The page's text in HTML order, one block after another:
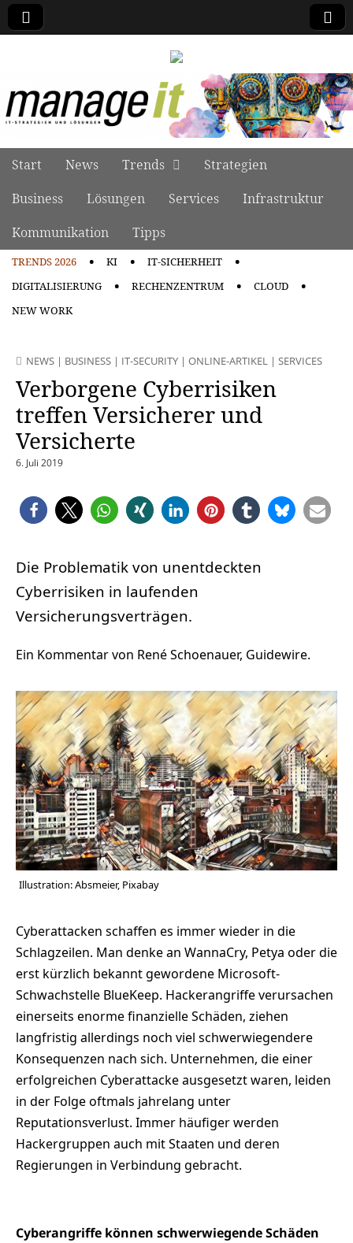
manage it
Main menu
Skip to content
Start News Trends
Strategien
Business
Lösungen Services
Infrastruktur
Kommunikation
Tipps
TRENDS 2026 KI
IT-SICHERHEIT
DIGITALISIERUNG
RECHENZENTRUM
CLOUD
NEW WORK
NEWS | BUSINESS | IT-SECURITY | ONLINE-ARTIKEL | SERVICES
Verborgene Cyberrisiken
treffen Versicherer und
Versicherte
6. Juli 2019
Die Problematik von unentdeckten
Cyberrisiken in laufenden
Versicherungsverträgen.
Ein Kommentar von René Schoenauer, Guidewire.
Illustration: Absmeier, Pixabay
Cyberattacken schaffen es immer wieder in die
Schlagzeilen. Man denke an WannaCry, Petya oder die
erst kürzlich bekannt gewordene Microsoft-
Schwachstelle BlueKeep. Hackerangriffe verursachen
einerseits enorme finanzielle Schäden, ziehen
langfristig allerdings noch viel schwerwiegendere
Konsequenzen nach sich. Unternehmen, die einer
erfolgreichen Cyberattacke ausgesetzt waren, leiden
in der Folge oftmals jahrelang unter
Reputationsverlust. Immer häufiger werden
Hackergruppen auch mit Staaten und deren
Regierungen in Verbindung gebracht.
Cyberangriffe können schwerwiegende Schäden